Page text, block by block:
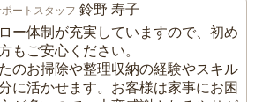
ートスタッフ 鈴野 寿子
ー体制が充実していますので、初め
もご安心ください。
のお掃除や整理収納の経験やスキル
に活かせます。お客様は家事にお困